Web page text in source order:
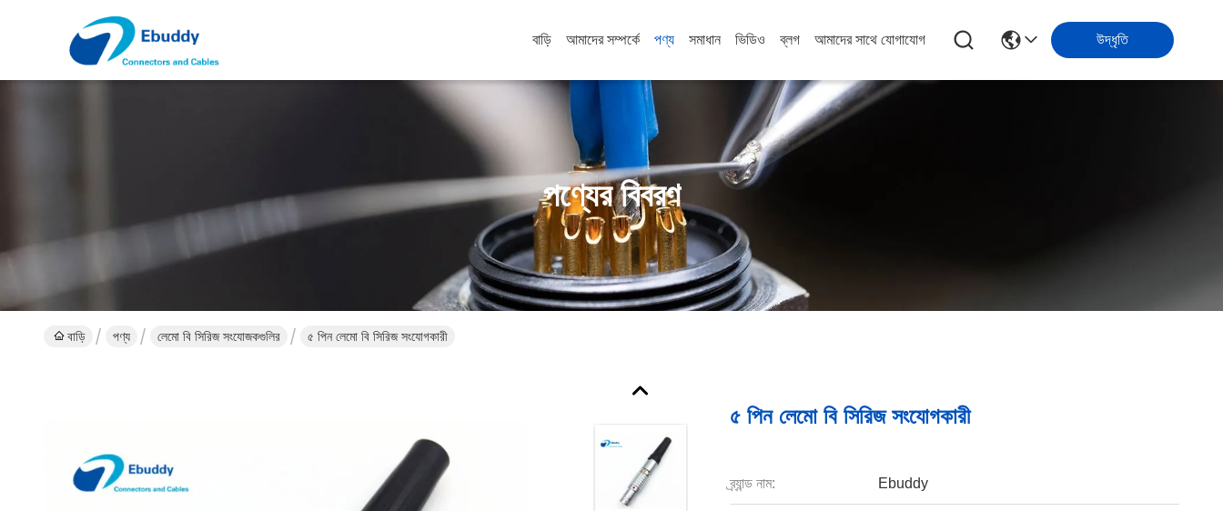
বাড়ি আমাদের সম্পর্কে পণ্য সমাধান ভিডিও ব্লগ আমাদের সাথে যোগাযোগ উদ্ধৃতি
পণ্যের বিবরণ
বাড়ি পণ্য লেমো বি সিরিজ সংযোজকগুলির ৫ পিন লেমো বি সিরিজ সংযোগকারী
৫ পিন লেমো বি সিরিজ সংযোগকারী
ব্র্যান্ড নাম: Ebuddy